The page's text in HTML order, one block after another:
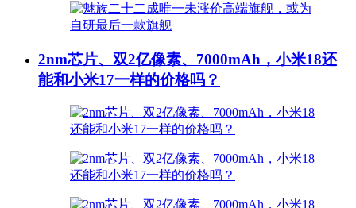
2nm芯片、双2亿像素、7000mAh，小米18还
能和小米17一样的价格吗？